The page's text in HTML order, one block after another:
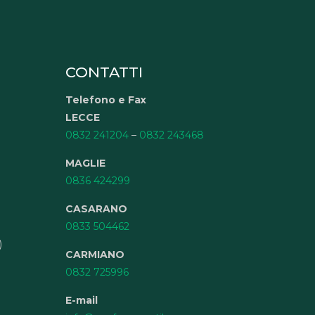
CONTATTI
Telefono e Fax
LECCE
0832 241204 – 0832 243468
MAGLIE
0836 424299
CASARANO
0833 504462
CARMIANO
0832 725996
E-mail